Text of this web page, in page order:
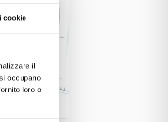
cookie
il
occupano
loro o